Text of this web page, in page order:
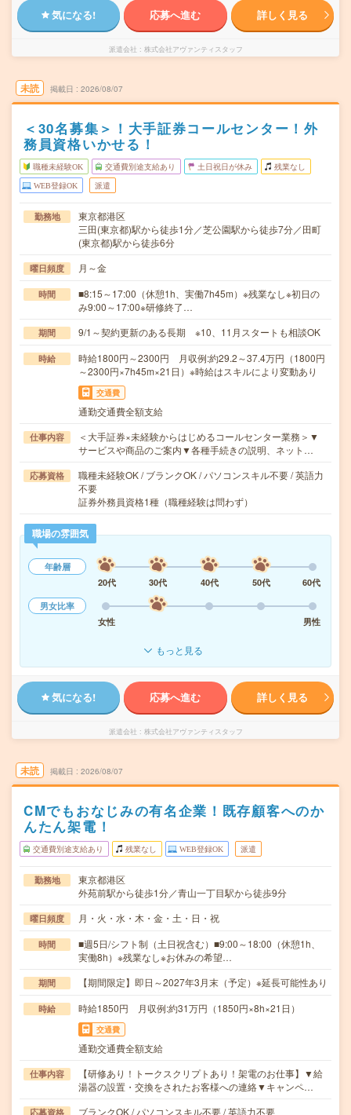
気になる! 応募へ進む 詳しく見る
派遣会社 株式会社アヴァンティスタッフ
未読 掲載日 2026/08/07
＜30名募集＞！大手証券コールセンター！外
務員資格いかせる！
職種未経験OK 交通費別途支給あり 土日祝日が休み 残業なし
WEB登録OK 派遣
勤務地
東京都港区
三田(東京都)駅から徒歩1分／芝公園駅から徒歩7分／田町
(東京都)駅から徒歩6分
曜日頻度 月～金
時間
■8:15～17:00（休憩1h、実働7h45m）※残業なし※初日の
み9:00～17:00※研修終了…
期間 9/1～契約更新のある長期 ※10、11月スタートも相談OK
時給
時給1800円～2300円 月収例:約29.2～37.4万円（1800円
～2300円×7h45m×21日）※時給はスキルにより変動あり
交通費
通勤交通費全額支給
仕事内容
＜大手証券×未経験からはじめるコールセンター業務＞▼
サービスや商品のご案内▼各種手続きの説明、ネット…
応募資格
職種未経験OK / ブランクOK / パソコンスキル不要 / 英語力
不要
証券外務員資格1種（職種経験は問わず）
職場の雰囲気
年齢層
20代
30代 40代 50代
60代
男女比率
女性
男性
もっと見る
気になる! 応募へ進む 詳しく見る
派遣会社 株式会社アヴァンティスタッフ
未読 掲載日 2026/08/07
CMでもおなじみの有名企業！既存顧客へのか
んたん架電！
交通費別途支給あり 残業なし WEB登録OK 派遣
勤務地
東京都港区
外苑前駅から徒歩1分／青山一丁目駅から徒歩9分
曜日頻度 月・火・水・木・金・土・日・祝
時間
■週5日/シフト制（土日祝含む）■9:00～18:00（休憩1h、
実働8h）※残業なし※お休みの希望…
期間 【期間限定】即日～2027年3月末（予定）※延長可能性あり
時給 時給1850円 月収例:約31万円（1850円×8h×21日）
交通費
通勤交通費全額支給
仕事内容
【研修あり！トークスクリプトあり！架電のお仕事】▼給
湯器の設置・交換をされたお客様への連絡▼キャンペ…
応募資格
ブランクOK / パソコンスキル不要 / 英語力不要